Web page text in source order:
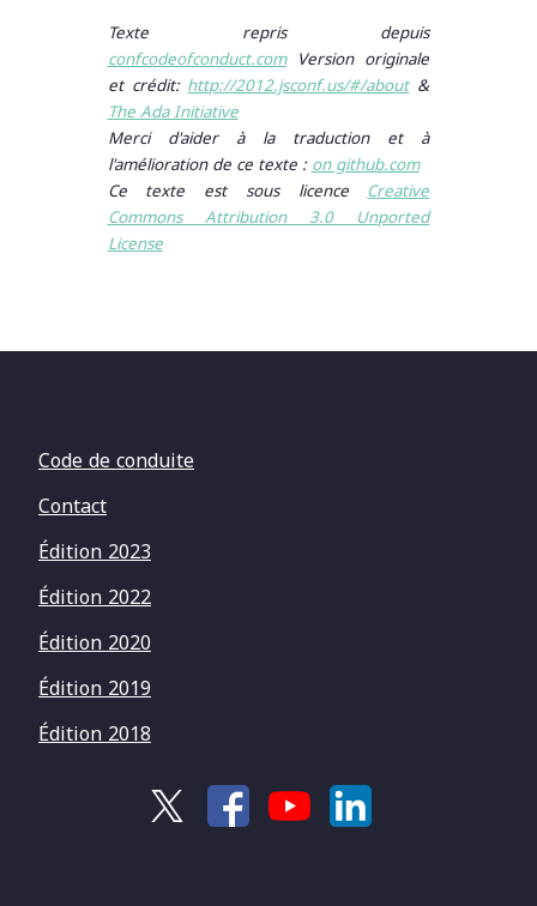
Texte repris depuis
confcodeofconduct.comVersion originale
et crédit: http://2012.jsconf.us/#/about&
The Ada Initiative
Merci d'aider à la traduction et à
l'amélioration de ce texte : on github.com
Ce texte est sous licence Creative
Commons Attribution 3.0 Unported
License
Code de conduite
Contact
Édition 2023
Édition 2022
Édition 2020
Édition 2019
Édition 2018